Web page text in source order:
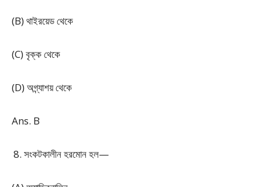
(B) থাইরয়েড থেকে
(C) বৃক্ক থেকে
(D) অগ্ন্যাশয় থেকে
Ans. B
সংকটকালীন হরমোন হল—